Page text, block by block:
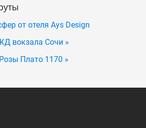
от отеля Ays Design
вокзала Сочи »
Плато 1170 »